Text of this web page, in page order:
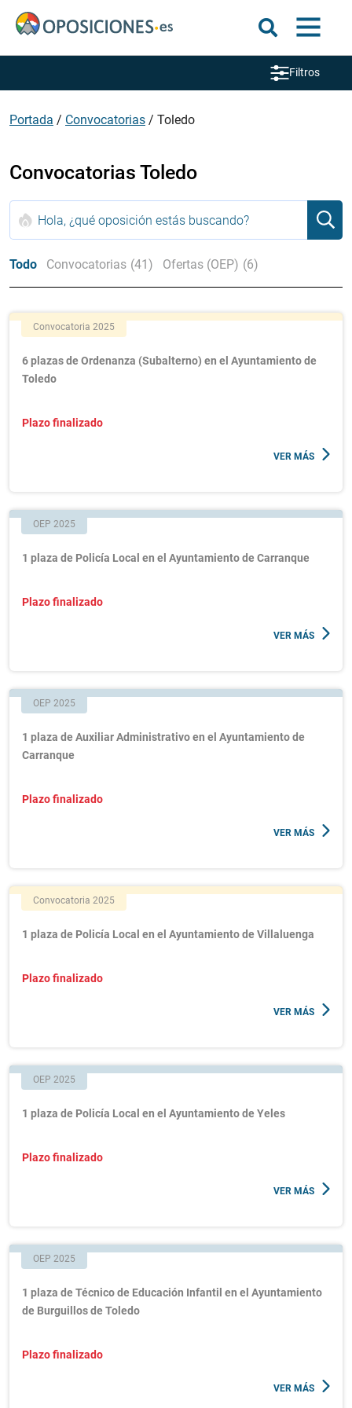
Filtros
Portada / Convocatorias / Toledo
Convocatorias Toledo
Todo Convocatorias (41) Ofertas (OEP) (6)
Convocatoria 2025
6 plazas de Ordenanza (Subalterno) en el Ayuntamiento de
Toledo
Plazo finalizado
VER MÁS
OEP 2025
1 plaza de Policía Local en el Ayuntamiento de Carranque
Plazo finalizado
VER MÁS
OEP 2025
1 plaza de Auxiliar Administrativo en el Ayuntamiento de
Carranque
Plazo finalizado
VER MÁS
Convocatoria 2025
1 plaza de Policía Local en el Ayuntamiento de Villaluenga
Plazo finalizado
VER MÁS
OEP 2025
1 plaza de Policía Local en el Ayuntamiento de Yeles
Plazo finalizado
VER MÁS
OEP 2025
1 plaza de Técnico de Educación Infantil en el Ayuntamiento
de Burguillos de Toledo
Plazo finalizado
VER MÁS